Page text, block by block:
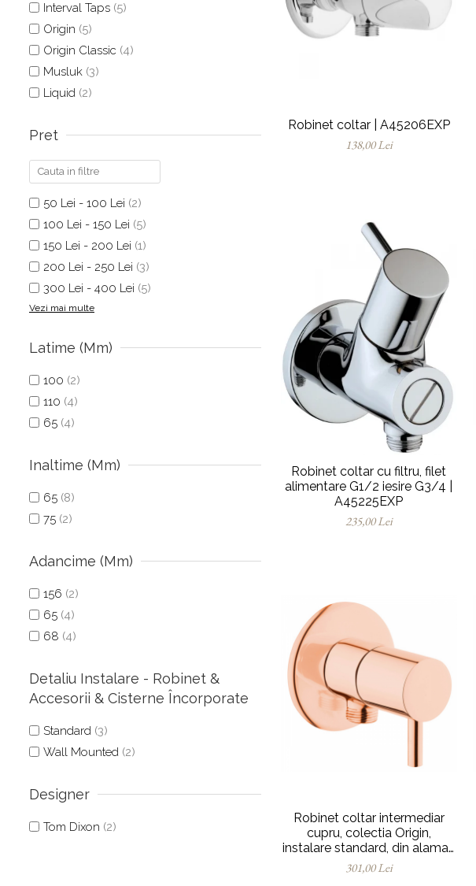
Interval Taps (5)
Origin (5)
Origin Classic (4)
Musluk (3)
Liquid (2)
Pret
50 Lei - 100 Lei (2)
100 Lei - 150 Lei (5)
150 Lei - 200 Lei (1)
200 Lei - 250 Lei (3)
300 Lei - 400 Lei (5)
Vezi mai multe
Latime (mm)
100 (2)
110 (4)
65 (4)
Inaltime (mm)
65 (8)
75 (2)
Adancime (mm)
156 (2)
65 (4)
68 (4)
Detaliu Instalare - Robinet &
Accesorii & Cisterne Încorporate
Standard (3)
Wall Mounted (2)
Designer
Tom Dixon (2)
Robinet coltar | A45206EXP
138,00 Lei
Robinet coltar cu filtru, filet
alimentare G1/2 iesire G3/4 |
A45225EXP
235,00 Lei
Robinet coltar intermediar
cupru, colectia Origin,
instalare standard, din alama |
A4521426
301,00 Lei